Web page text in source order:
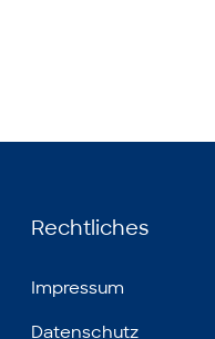
Rechtliches
Impressum
Datenschutz